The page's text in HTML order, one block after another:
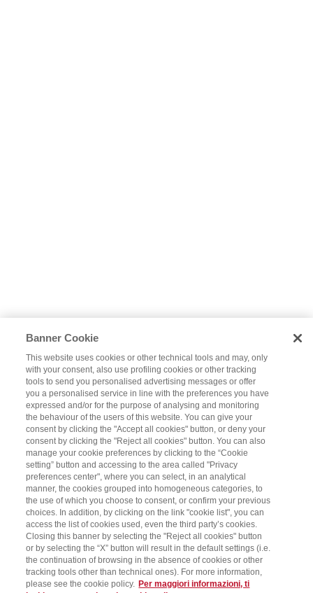
Banner Cookie
This website uses cookies or other technical tools and may, only
with your consent, also use profiling cookies or other tracking
tools to send you personalised advertising messages or offer
you a personalised service in line with the preferences you have
expressed and/or for the purpose of analysing and monitoring
the behaviour of the users of this website. You can give your
consent by clicking the "Accept all cookies" button, or deny your
consent by clicking the "Reject all cookies" button. You can also
manage your cookie preferences by clicking to the “Cookie
setting” button and accessing to the area called "Privacy
preferences center", where you can select, in an analytical
manner, the cookies grouped into homogeneous categories, to
the use of which you choose to consent, or confirm your previous
choices. In addition, by clicking on the link "cookie list", you can
access the list of cookies used, even the third party’s cookies.
Closing this banner by selecting the "Reject all cookies" button
or by selecting the “X” button will result in the default settings (i.e.
the continuation of browsing in the absence of cookies or other
tracking tools other than technical ones). For more information,
please see the cookie policy. Per maggiori informazioni, ti